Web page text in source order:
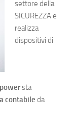
settore della
SICUREZZA e
realizza
dispositivi di
sta
contabile da